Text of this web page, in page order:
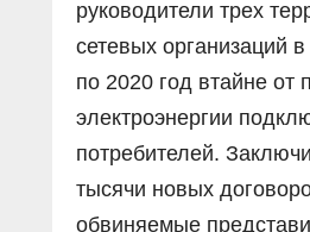
руководители трех
сетевых организаций
по 2020 год втайне от
электроэнергии
потребителей.
тысячи новых
обвиняемые